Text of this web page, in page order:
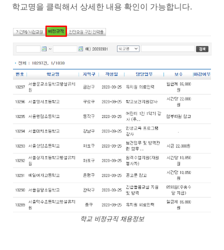
학교명을 클릭해서 상세한 내용 확인이 가능합니다.
학교 비정규직 채용정보